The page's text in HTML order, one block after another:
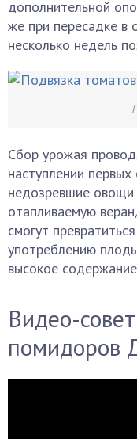
дополнительной
же при пересадке в
несколько недель
Сбор урожая
наступлении
недозревшие овощи
отапливаемую
смогут
употреблению
высокое
Видео-
помидоров